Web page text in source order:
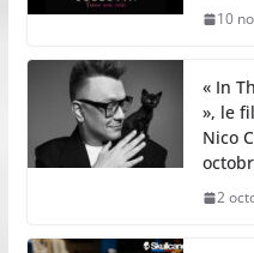
10
« In
», le
Nico
2